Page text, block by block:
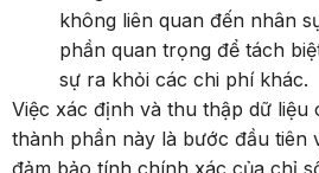
không liên quan đến nhân
phần quan trọng để tách
sự ra khỏi các chi phí khác.
Việc xác định và thu thập dữ liệu
thành phần này là bước đầu tiên
đảm bảo tính chính xác của chỉ